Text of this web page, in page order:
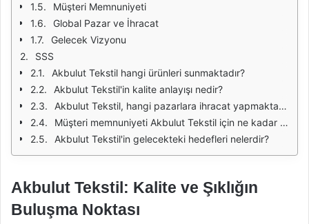
Müşteri Memnuniyeti
Global Pazar ve İhracat
Gelecek Vizyonu
SSS
Akbulut Tekstil hangi ürünleri sunmaktadır?
Akbulut Tekstil'in kalite anlayışı nedir?
Akbulut Tekstil, hangi pazarlara ihracat yapmaktadır?
Müşteri memnuniyeti Akbulut Tekstil için ne kadar önemlidir?
Akbulut Tekstil'in gelecekteki hedefleri nelerdir?
Akbulut Tekstil: Kalite ve Şıklığın
Buluşma Noktası